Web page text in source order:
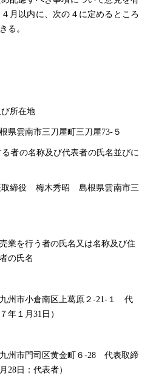
月以内に、次の４に定めるところ
る。
所在地
県雲南市三刀屋町三刀屋73‐５
者の名称及び代表者の氏名並びに
締役 梅木秀昭 島根県雲南市三
業を行う者の氏名又は名称及び住
の氏名
州市小倉南区上葛原２‐21‐１ 代
年１月31日）
州市門司区黄金町６‐28 代表取締
28日：代表者）